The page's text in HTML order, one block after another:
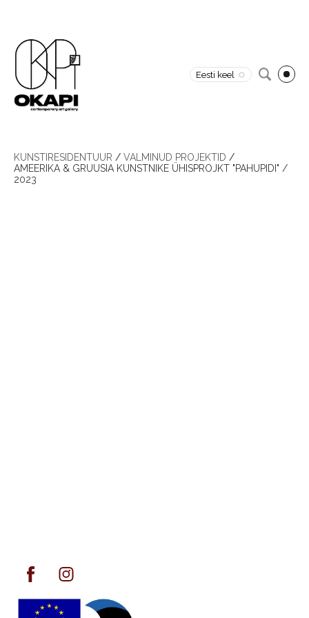
Eesti keel
KUNSTIRESIDENTUUR / VALMINUD PROJEKTID /
AMEERIKA & GRUUSIA KUNSTNIKE ÜHISPROJKT "PAHUPIDI" /
2023